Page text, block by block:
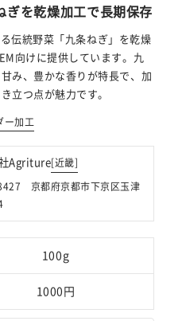
ぎを乾燥加工で長期保存
伝統野菜「九条ねぎ」を乾燥
向けに提供しています。九
み、豊かな香りが特長で、加
立つ点が魅力です。
ー加工
Agriture[近畿]
京都府京都市下京区玉津
100g
1000円